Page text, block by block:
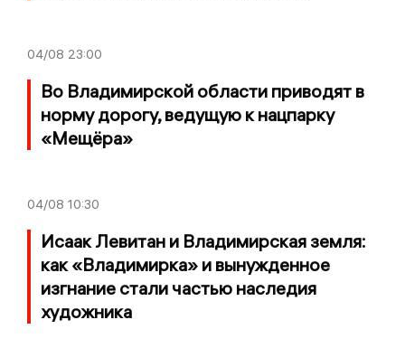
04/08 23:00
Во Владимирской области приводят в
норму дорогу, ведущую к нацпарку
«Мещёра»
04/08 10:30
Исаак Левитан и Владимирская земля:
как «Владимирка» и вынужденное
изгнание стали частью наследия
художника